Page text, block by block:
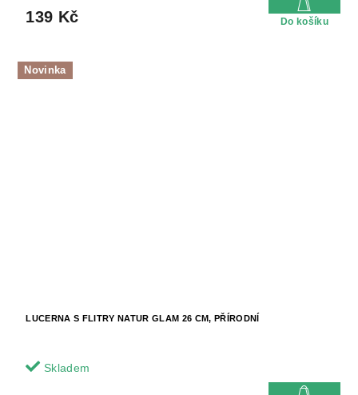
139 Kč Do košíku
Novinka
LUCERNA S FLITRY NATUR GLAM 26 CM, PŘÍRODNÍ
Skladem